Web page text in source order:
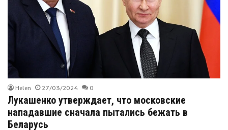
Helen 27/03/2024 0
Лукашенко утверждает, что московские
нападавшие сначала пытались бежать в
Беларусь